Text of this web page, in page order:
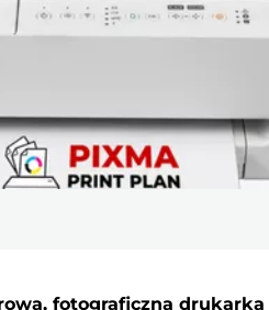
fotograficzna drukarka